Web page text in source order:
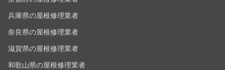
兵庫県の屋根修理業者
奈良県の屋根修理業者
滋賀県の屋根修理業者
和歌山県の屋根修理業者